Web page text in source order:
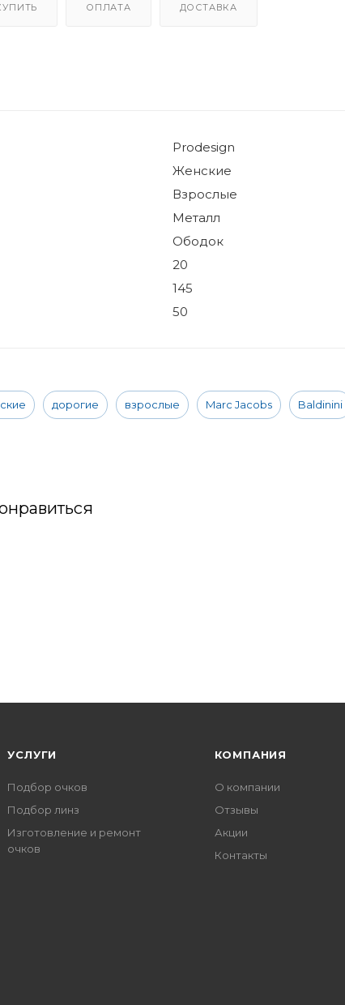
ОПЛАТА ДОСТАВКА
Prodesign
Женские
Взрослые
Металл
Ободок
20
145
50
дорогие взрослые Marc Jacobs Baldinini
УСЛУГИ
Подбор очков
Подбор линз
Изготовление и ремонт
очков
КОМПАНИЯ
О компании
Отзывы
Акции
Контакты